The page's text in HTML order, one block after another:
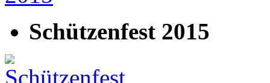
Schützenfest 2015